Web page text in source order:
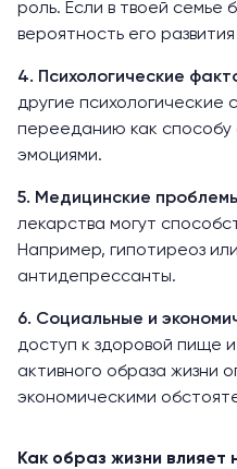
роль. Если в твоей семье
вероятность его
4. Психологические
другие психологические
перееданию как способу
эмоциями.
5. Медицинские
лекарства могут
Например, гипотиреоз
антидепрессанты.
6. Социальные и
доступ к здоровой пище
активного образа жизни
экономическими
Как образ жизни влияет